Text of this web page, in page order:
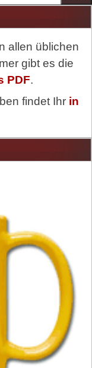
allen üblichen
gibt es die
PDF.
findet Ihr in